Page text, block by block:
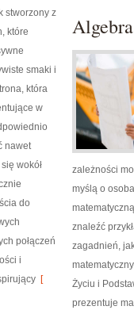
stworzony z
które
smaki i
która
w
nawet
wokół
do
połączeń
i
[
zależności
myślą o
znaleźć
zagadnień,
Życiu i
prezentuje